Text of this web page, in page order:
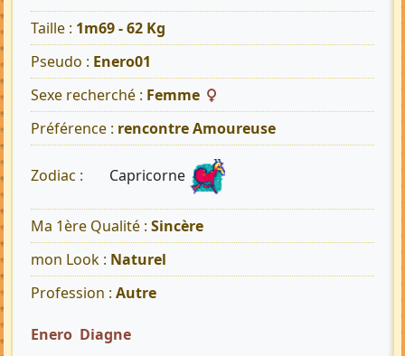
Taille : 1m69 - 62 Kg
Pseudo : Enero01
Sexe recherché : Femme
Préférence : rencontre Amoureuse
Zodiac : Capricorne
Ma 1ère Qualité : Sincère
mon Look : Naturel
Profession : Autre
Enero Diagne